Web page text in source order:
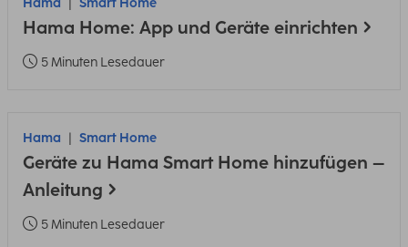
Hama Smart Home
Hama Home: App und Geräte einrichten
5 Minuten Lesedauer
Hama Smart Home
Geräte zu Hama Smart Home hinzufügen –
Anleitung
5 Minuten Lesedauer